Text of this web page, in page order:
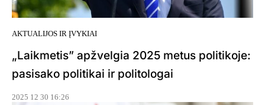
AKTUALIJOS IR ĮVYKIAI
„Laikmetis” apžvelgia 2025 metus politikoje:
pasisako politikai ir politologai
2025 12 30 16:26